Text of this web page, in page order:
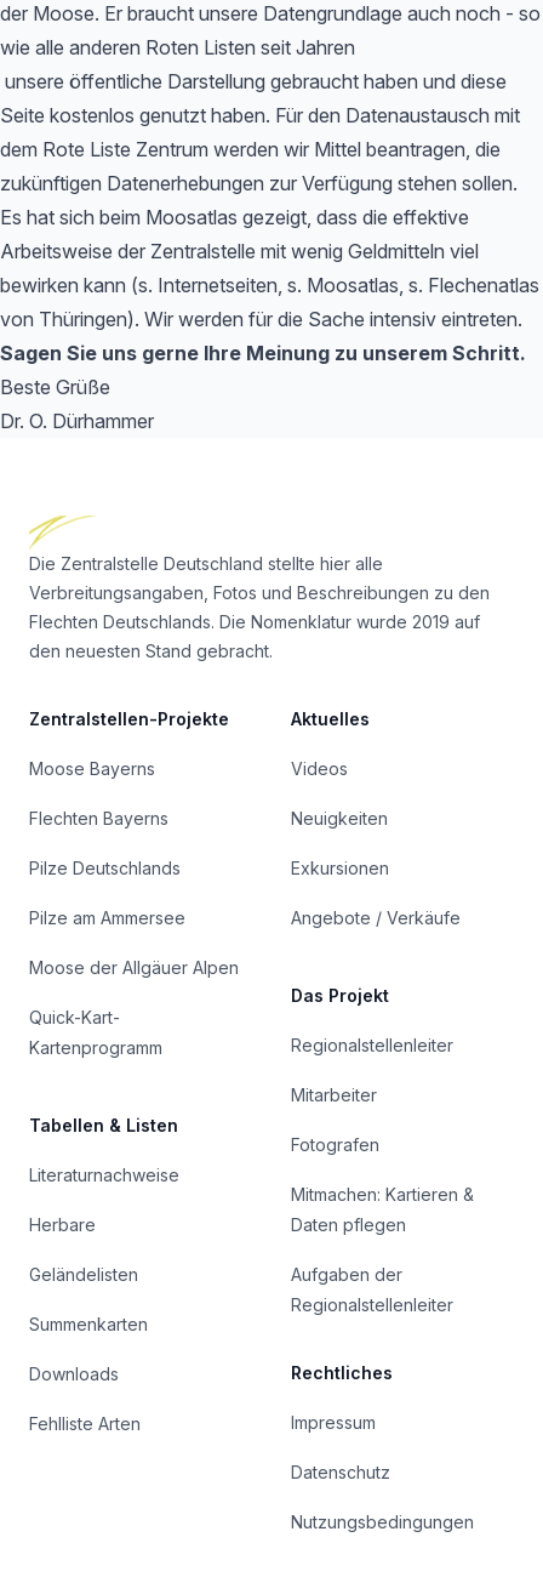
der Moose. Er braucht unsere Datengrundlage auch noch - so
wie alle anderen Roten Listen seit Jahren
unsere öffentliche Darstellung gebraucht haben und diese
Seite kostenlos genutzt haben. Für den Datenaustausch mit
dem Rote Liste Zentrum werden wir Mittel beantragen, die
zukünftigen Datenerhebungen zur Verfügung stehen sollen.
Es hat sich beim Moosatlas gezeigt, dass die effektive
Arbeitsweise der Zentralstelle mit wenig Geldmitteln viel
bewirken kann (s. Internetseiten, s. Moosatlas, s. Flechenatlas
von Thüringen). Wir werden für die Sache intensiv eintreten.
Sagen Sie uns gerne Ihre Meinung zu unserem Schritt.
Beste Grüße
Dr. O. Dürhammer
Die Zentralstelle Deutschland stellte hier alle
Verbreitungsangaben, Fotos und Beschreibungen zu den
Flechten Deutschlands. Die Nomenklatur wurde 2019 auf
den neuesten Stand gebracht.
Zentralstellen-Projekte
Moose Bayerns
Flechten Bayerns
Pilze Deutschlands
Pilze am Ammersee
Moose der Allgäuer Alpen
Quick-Kart-
Kartenprogramm
Tabellen & Listen
Literaturnachweise
Herbare
Geländelisten
Summenkarten
Downloads
Fehlliste Arten
Aktuelles
Videos
Neuigkeiten
Exkursionen
Angebote / Verkäufe
Das Projekt
Regionalstellenleiter
Mitarbeiter
Fotografen
Mitmachen: Kartieren &
Daten pflegen
Aufgaben der
Regionalstellenleiter
Rechtliches
Impressum
Datenschutz
Nutzungsbedingungen